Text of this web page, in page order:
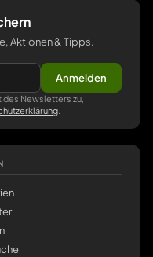
Aktionen & Tipps.
Anmelden
des Newsletters zu,